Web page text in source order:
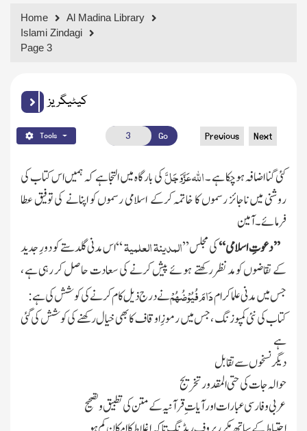
Home
Al Madina Library
Islami Zindagi
Page 3
کیٹیگریز
Tools Go Previous Next
کئی گنا اضافہ ہوچکا ہے ۔اللہعَزَّوَجَلَّکی بارگاہ میں التجا ہے کہ ہمیں اس کتاب کی
روشنی میں ناجائز رسموں کا خاتمہ کرکے اسلامی رسموں کو اپنانے کی توفیق عطا
فرمائے ۔آمین
’’ دعوتِ اسلامی‘‘کی مجلس’’المدینۃالعلمیۃ‘‘اس مدنی گلدستے کو دورِ جدید
کے تقاضوں کومدنظر رکھتے ہوئے پیش کرنے کی سعادت حاصل کر رہی ہے ،
جس میں مدنی علماکرامدَامَ فُیُوْضُہُمْنے درج ذیل کام کرنے کی کوشش کی ہے :
کتاب کی نئی کمپوزنگ ، جس میں رموزِ اوقاف کا بھی خیال رکھنے کی کوشش کی گئی
ہے
دیگر نسخوں سے تقابل
حوالہ جات کی حتی المقدور تخریج
عربی وفارسی عبارات اور آیات ِقرآنیہ کے متن کی تطبیق و تصحیح